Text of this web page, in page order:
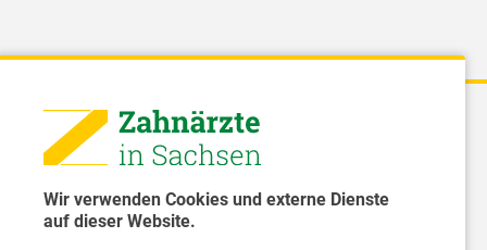
Wir verwenden Cookies und externe Dienste
auf dieser Website.
Landeszahnärztekammer Sachsen
sachsen.de